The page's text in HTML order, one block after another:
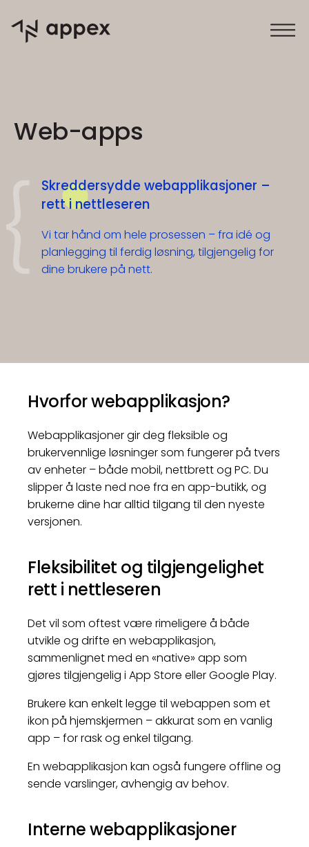
Appex
Web-apps
Skreddersydde webapplikasjoner –
rett i nettleseren
Vi tar hånd om hele prosessen – fra idé og
planlegging til ferdig løsning, tilgjengelig for
dine brukere på nett.
Hvorfor webapplikasjon?
Webapplikasjoner gir deg fleksible og
brukervennlige løsninger som fungerer på tvers
av enheter – både mobil, nettbrett og PC. Du
slipper å laste ned noe fra en app-butikk, og
brukerne dine har alltid tilgang til den nyeste
versjonen.
Fleksibilitet og tilgjengelighet
rett i nettleseren
Det vil som oftest være rimeligere å både
utvikle og drifte en webapplikasjon,
sammenlignet med en «native» app som
gjøres tilgjengelig i App Store eller Google Play.
Brukere kan enkelt legge til webappen som et
ikon på hjemskjermen – akkurat som en vanlig
app – for rask og enkel tilgang.
En webapplikasjon kan også fungere offline og
sende varslinger, avhengig av behov.
Interne webapplikasjoner